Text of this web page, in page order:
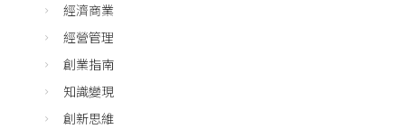
經濟商業
經營管理
創業指南
知識變現
創新思維